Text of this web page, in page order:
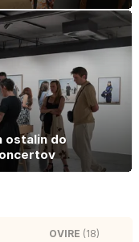
ostalin do
OVIRE (18)